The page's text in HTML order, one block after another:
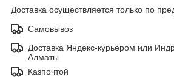
Доставка осуществляется только по
Самовывоз
Доставка Яндекс-курьером или
Алматы
Казпочтой